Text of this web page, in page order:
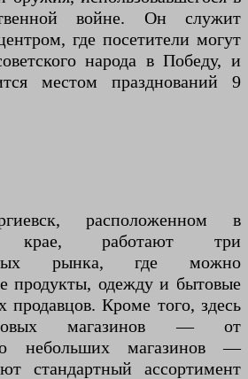
войне. Он служит
где посетители могут
народа в Победу, и
местом празднований 9
расположенном в
крае, работают три
рынка, где можно
продукты, одежду и бытовые
продавцов. Кроме того, здесь
магазинов — от
небольших магазинов —
стандартный ассортимент